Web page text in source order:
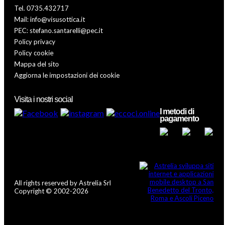
Tel. 0735.432717
Mail: info@visusottica.it
PEC: stefano.santarelli@pec.it
Policy privacy
Policy cookie
Mappa del sito
Aggiorna le impostazioni dei cookie
Visita i nostri social
I metodi di
pagamento
All rights reserved by Astrelia Srl
Copyright © 2002-2026